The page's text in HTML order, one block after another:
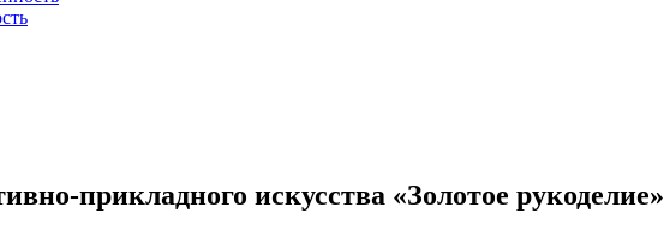
прикладного искусства «Золотое рукоделие»